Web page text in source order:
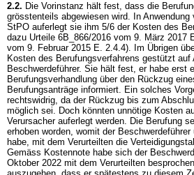
2.2. Die Vorinstanz hält fest, dass die
grösstenteils abgewiesen wird. In Anwendung
StPO auferlegt sie ihm 5/6 der Kosten des
dazu Urteile 6B_866/2016 vom 9. März 2017
vom 9. Februar 2015 E. 2.4.4). Im Übrigen
Kosten des Berufungsverfahrens gestützt auf
Beschwerdeführer. Sie hält fest, er habe erst
Berufungsverhandlung über den Rückzug
Berufungsanträge informiert. Ein solches
rechtswidrig, da der Rückzug bis zum
möglich sei. Doch könnten unnötige Kosten
Verursacher auferlegt werden. Die Berufung
erhoben worden, womit der
habe, mit dem Verurteilten die
Gemäss Kostennote habe sich der
Oktober 2022 mit dem Verurteilten